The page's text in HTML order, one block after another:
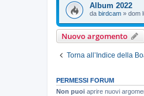
Album 2022
da birdcam » dom
Nuovo argomento
Torna all’Indice della
PERMESSI FORUM
Non puoi aprire nuovi